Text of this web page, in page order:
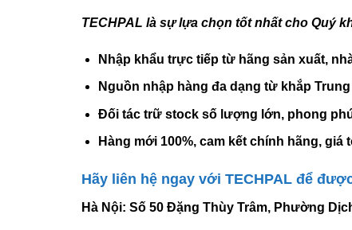
TECHPAL là sự lựa chọn tốt nhất cho Quý
N hập khẩu trực tiếp từ hãng sản xuất,
Nguồn nhập hàng đa dạng từ khắp
Đối tác trữ stock số lượng lớn, phong
Hàng mới 100%, cam kết chính hãng, giá
Hãy liên hệ ngay với TECHPAL để
Hà Nội: Số 50 Đặng Thùy Trâm, Phường